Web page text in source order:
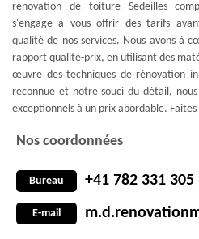
rénovation de toiture Sedeilles
s'engage à vous offrir des tarifs
qualité de nos services. Nous avons à
rapport qualité-prix, en utilisant des
œuvre des techniques de rénovation
reconnue et notre souci du détail,
exceptionnels à un prix abordable.
Nos coordonnées
Bureau +41 782 331 305
E-mail